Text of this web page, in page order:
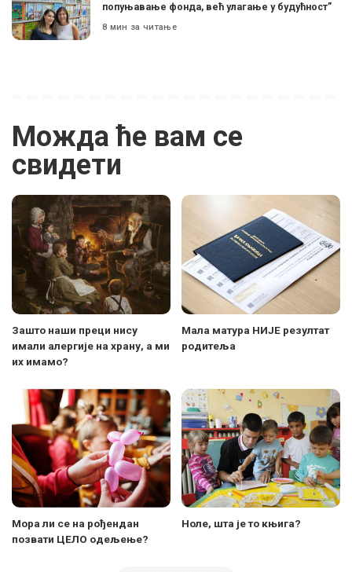
попуњавање фонда, већ улагање у будућност”
8 мин за читање
Можда ће вам се
свидети
Зашто наши преци нису
имали алергије на храну, а ми
их имамо?
Мала матура НИЈЕ резултат
родитеља
Мора ли се на рођендан
позвати ЦЕЛО одељење?
Ноле, шта је то књига?